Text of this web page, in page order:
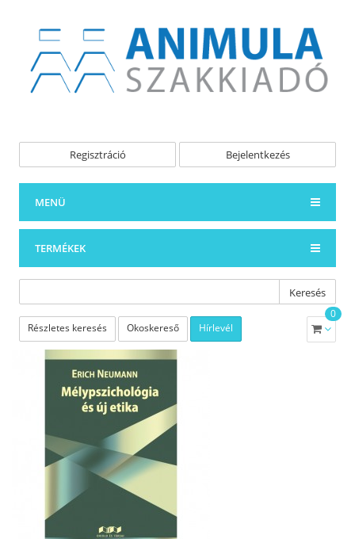
Regisztráció Bejelentkezés
MENÜ
TERMÉKEK
Keresés
Részletes keresés Okoskereső Hírlevél
0